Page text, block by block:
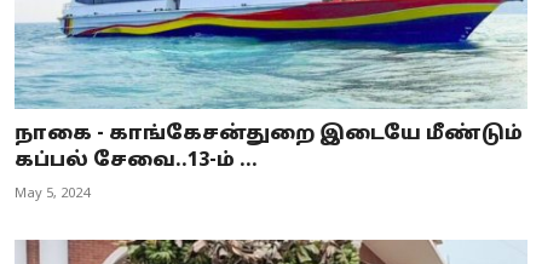
நாகை - காங்கேசன்துறை இடையே மீண்டும்
கப்பல் சேவை..13-ம் ...
May 5, 2024